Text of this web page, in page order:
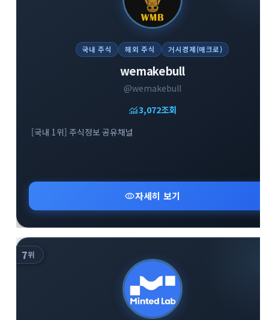
국내 주식 해외 주식 거시경제(매크로)
wemakebull
@wemakebull
monitoring3,072조회
[국내 1위] 주식정보 공유채널
visibility자세히 보기
7위